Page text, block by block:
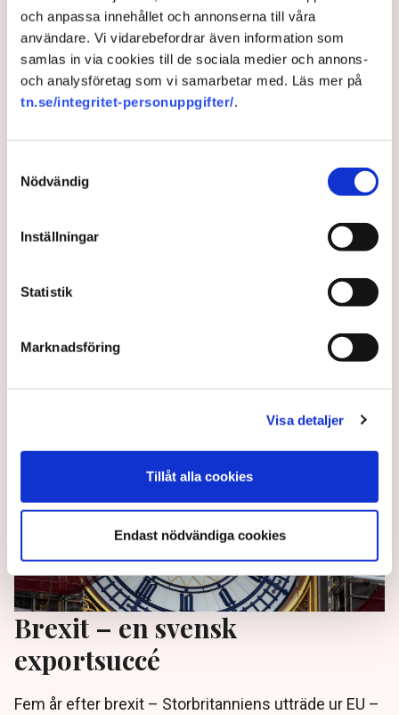
och anpassa innehållet och annonserna till våra
användare. Vi vidarebefordrar även information som
samlas in via cookies till de sociala medier och annons-
och analysföretag som vi samarbetar med. Läs mer på
tn.se/integritet-personuppgifter/.
Nödvändig
Inställningar
Statistik
Marknadsföring
Visa detaljer
Tillåt alla cookies
Endast nödvändiga cookies
nystarta EU-relationen
Storbritanniens premiärminister Keir Starmer tog
Brexit – en svensk
exportsuccé
Fem år efter brexit – Storbritanniens utträde ur EU –